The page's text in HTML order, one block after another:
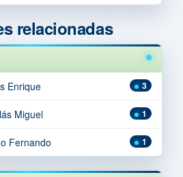
relacionadas
3
Enrique
1
Miguel
1
Fernando